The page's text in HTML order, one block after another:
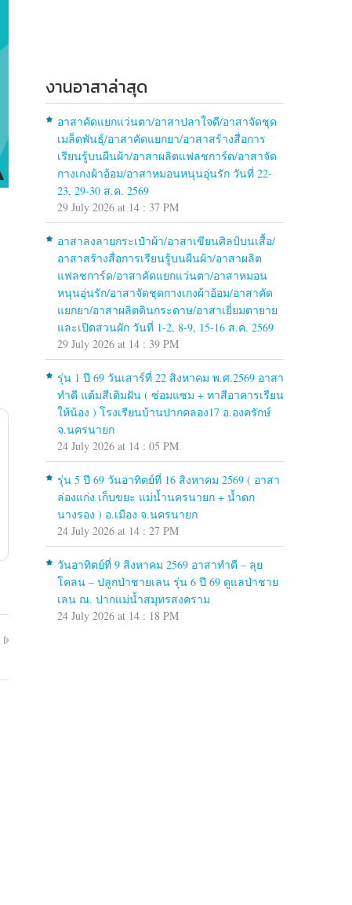
งานอาสาล่าสุด
อาสาคัดแยกแว่นตา/อาสาปลาใจดี/อาสาจัดชุด
เมล็ดพันธุ์/อาสาคัดแยกยา/อาสาสร้างสื่อการ
เรียนรู้บนผืนผ้า/อาสาผลิตแฟลชการ์ด/อาสาจัด
กางเกงผ้าอ้อม/อาสาหมอนหนุนอุ่นรัก วันที่ 22-
23, 29-30 ส.ค. 2569
29 July 2026 at 14 : 37 PM
อาสาลงลายกระเป๋าผ้า/อาสาเขียนศิลป์บนเสื้อ/
อาสาสร้างสื่อการเรียนรู้บนผืนผ้า/อาสาผลิต
แฟลชการ์ด/อาสาคัดแยกแว่นตา/อาสาหมอน
หนุนอุ่นรัก/อาสาจัดชุดกางเกงผ้าอ้อม/อาสาคัด
แยกยา/อาสาผลิตดินกระดาษ/อาสาเยี่ยมตายาย
และเปิดสวนผัก วันที่ 1-2, 8-9, 15-16 ส.ค. 2569
29 July 2026 at 14 : 39 PM
รุ่น 1 ปี 69 วันเสาร์ที่ 22 สิงหาคม พ.ศ.2569 อาสา
ทำดี แต้มสีเติมฝัน ( ซ่อมแซม + ทาสีอาคารเรียน
ให้น้อง ) โรงเรียนบ้านปากคลอง17 อ.องครักษ์
จ.นครนายก
24 July 2026 at 14 : 05 PM
รุ่น 5 ปี 69 วันอาทิตย์ที่ 16 สิงหาคม 2569 ( อาสา
ล่องแก่ง เก็บขยะ แม่น้ำนครนายก + น้ำตก
นางรอง ) อ.เมือง จ.นครนายก
24 July 2026 at 14 : 27 PM
วันอาทิตย์ที่ 9 สิงหาคม 2569 อาสาทำดี – ลุย
โคลน – ปลูกป่าชายเลน รุ่น 6 ปี 69 ดูแลป่าชาย
เลน ณ. ปากแม่น้ำสมุทรสงคราม
24 July 2026 at 14 : 18 PM